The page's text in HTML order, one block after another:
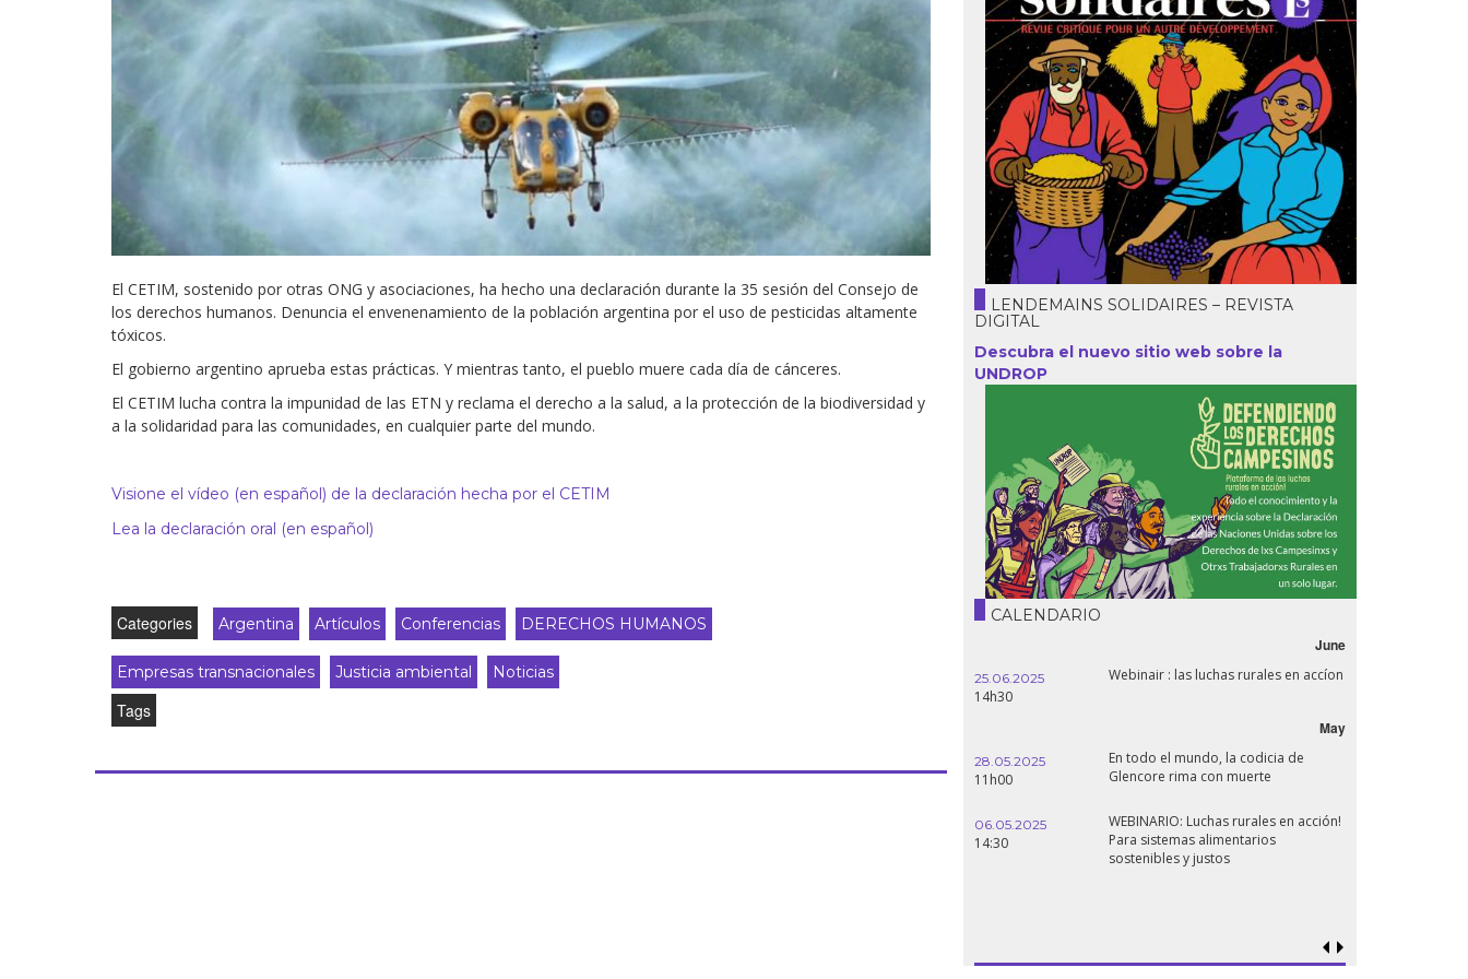
Derecho al
desarrollo
Por país Argentina
Bolivia
Brasil
Colombia
España
Francia
Madagascar
Nigeria
Declaraciones en la
ONU
El CETIM, sostenido por otras ONG y asociaciones, ha hecho una declaración durante la 35 sesión del Consejo de
los derechos humanos. Denuncia el envenenamiento de la población argentina por el uso de pesticidas altamente
tóxicos.
El gobierno argentino aprueba estas prácticas. Y mientras tanto, el pueblo muere cada día de cánceres.
El CETIM lucha contra la impunidad de las ETN y reclama el derecho a la salud, a la protección de la biodiversidad y
a la solidaridad para las comunidades, en cualquier parte del mundo.
Visione el vídeo (en español) de la declaración hecha por el CETIM
Lea la declaración oral (en español)
Categories Argentina Artículos Conferencias DERECHOS HUMANOS
Empresas transnacionales Justicia ambiental Noticias
Tags
LENDEMAINS SOLIDAIRES – REVISTA
DIGITAL
Descubra el nuevo sitio web sobre la
UNDROP
CALENDARIO
June
25.06.2025
14h30
Webinair : las luchas rurales en accíon
May
28.05.2025
11h00
En todo el mundo, la codicia de
Glencore rima con muerte
06.05.2025
14:30
WEBINARIO: Luchas rurales en acción!
Para sistemas alimentarios
sostenibles y justos